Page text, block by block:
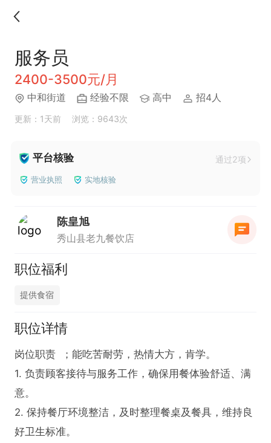
服务员
2400-3500元/月
中和街道 经验不限 高中 招4人
更新：1天前 浏览：9643次
平台核验 通过2项
营业执照 实地核验
陈皇旭
秀山县老九餐饮店
职位福利
提供食宿
职位详情
岗位职责  ；能吃苦耐劳，热情大方，肯学。
1. 负责顾客接待与服务工作，确保用餐体验舒适、满
意。
2. 保持餐厅环境整洁，及时整理餐桌及餐具，维持良
好卫生标准。